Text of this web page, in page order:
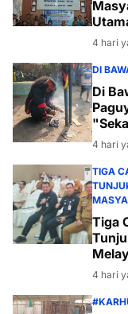
4 hari
DI
Di
Desa
4 hari
TIGA
Tiga
4 hari